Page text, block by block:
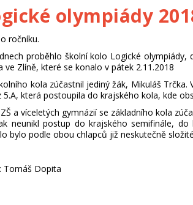
olympiády
ročníku.
proběhlo školní kolo Logické
Zlíně, které se konalo v pátek 2.11.2018
kola zúčastnil jediný žák, Mikuláš
která postoupila do krajského kola, kde
a víceletých gymnázií se základního kola
neunikl postup do krajského semifinále,
bylo podle obou chlapců již neskutečně
Tomáš Dopita